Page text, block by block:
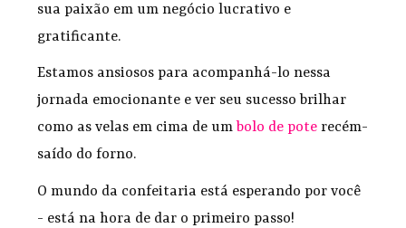
sua paixão em um negócio lucrativo e
gratificante.
Estamos ansiosos para acompanhá-lo nessa
jornada emocionante e ver seu sucesso brilhar
como as velas em cima de umbolo de pote recém-
saído do forno.
O mundo da confeitaria está esperando por você
- está na hora de dar o primeiro passo!